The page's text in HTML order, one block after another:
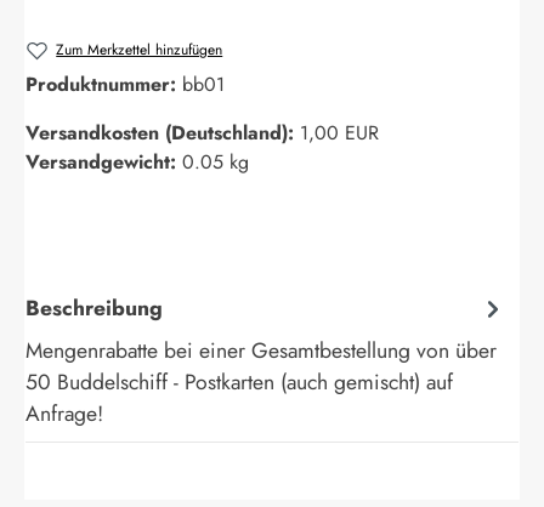
Zum Merkzettel hinzufügen
Produktnummer: bb01
Versandkosten (Deutschland): 1,00 EUR
Versandgewicht: 0.05 kg
Beschreibung
Mengenrabatte bei einer Gesamtbestellung von über
50 Buddelschiff - Postkarten (auch gemischt) auf
Anfrage!